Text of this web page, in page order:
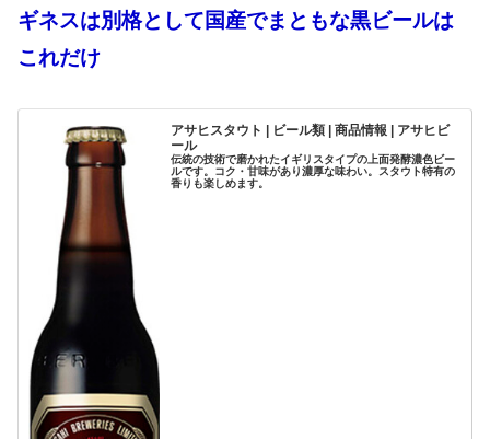
ギネスは別格として国産でまともな黒ビールは
これだけ
アサヒスタウト | ビール類 | 商品情報 | アサヒビ
ール
伝統の技術で磨かれたイギリスタイプの上面発酵濃色ビー
ルです。コク・甘味があり濃厚な味わい。スタウト特有の
香りも楽しめます。